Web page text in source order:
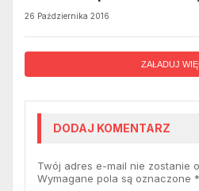
26 Października 2016
ZAŁADUJ
DODAJ KOMENTARZ
Twój adres e-mail nie zostanie
Wymagane pola są oznaczone *